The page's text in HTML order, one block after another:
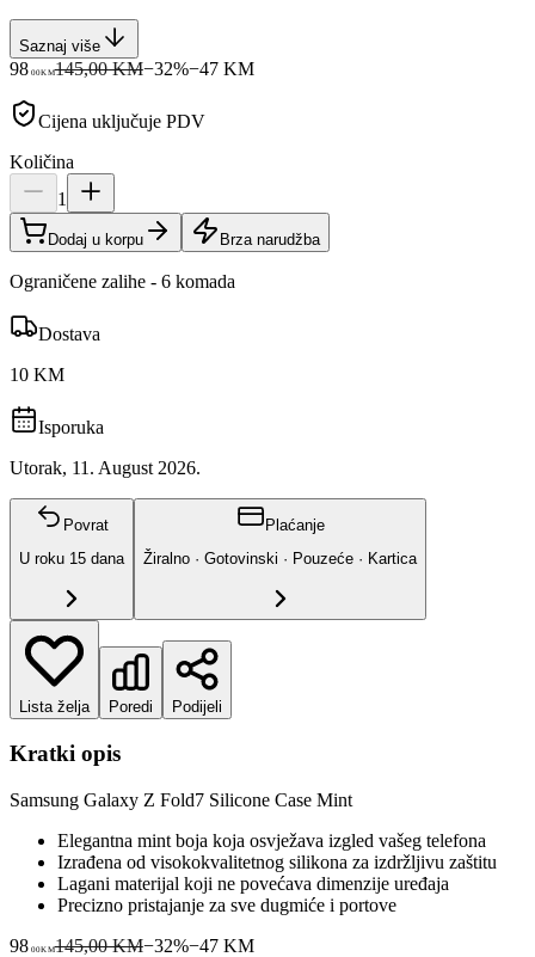
Saznaj više
98 00KM145,00 KM−32%−47KM
Cijena uključuje PDV
Količina
1
Dodaj u korpu Brza narudžba
Ograničene zalihe - 6 komada
Dostava
10 KM
Isporuka
Utorak, 11. August 2026.
Povrat
U roku 15 dana
Plaćanje
Žiralno · Gotovinski · Pouzeće · Kartica
Lista želja Poredi Podijeli
Kratki opis
Samsung Galaxy Z Fold7 Silicone Case Mint
Elegantna mint boja koja osvježava izgled vašeg telefona
Izrađena od visokokvalitetnog silikona za izdržljivu zaštitu
Lagani materijal koji ne povećava dimenzije uređaja
Precizno pristajanje za sve dugmiće i portove
98 00KM145,00 KM−32%−47KM